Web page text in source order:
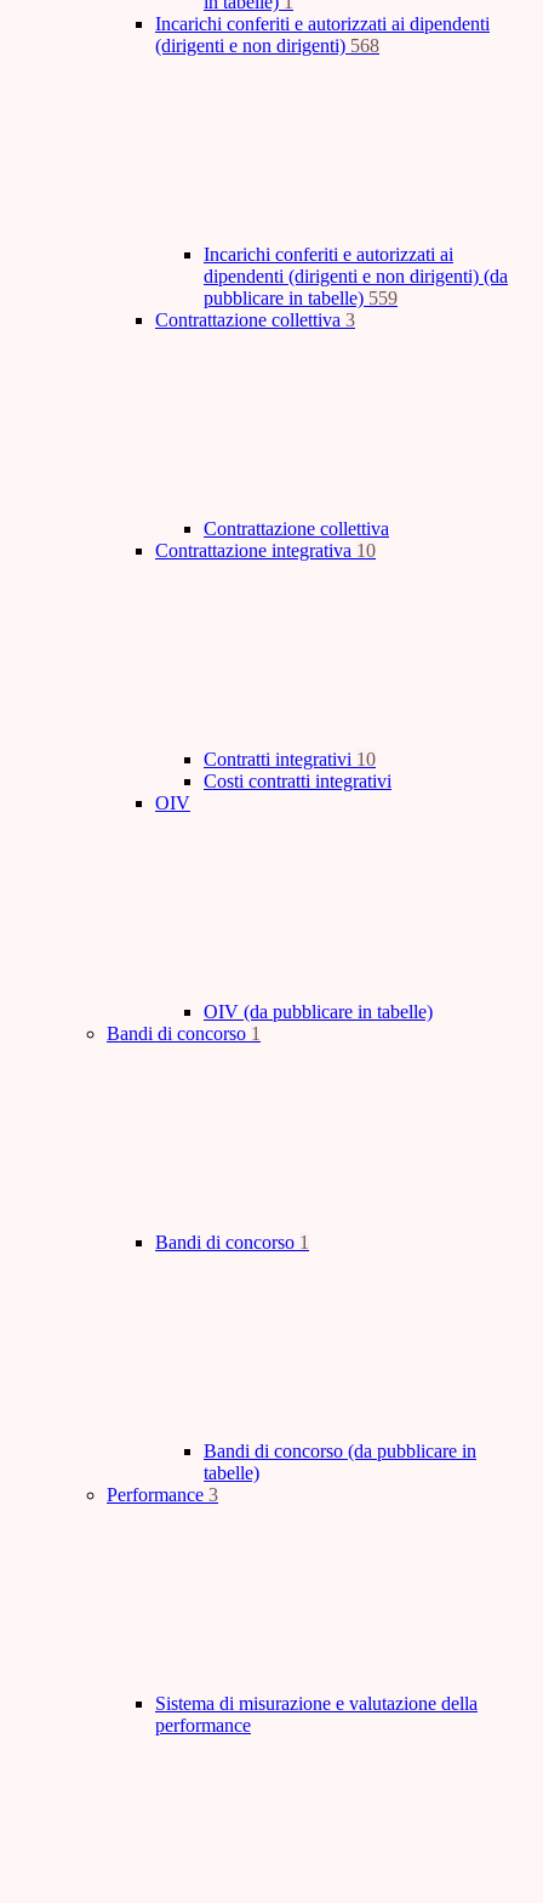
Incarichi conferiti e autorizzati ai dipendenti
(dirigenti e non dirigenti) 568
Incarichi conferiti e autorizzati ai
dipendenti (dirigenti e non dirigenti) (da
pubblicare in tabelle) 559
Contrattazione collettiva 3
Contrattazione collettiva
Contrattazione integrativa 10
Contratti integrativi 10
Costi contratti integrativi
OIV
OIV (da pubblicare in tabelle)
Bandi di concorso 1
Bandi di concorso 1
Bandi di concorso (da pubblicare in
tabelle)
Performance 3
Sistema di misurazione e valutazione della
performance